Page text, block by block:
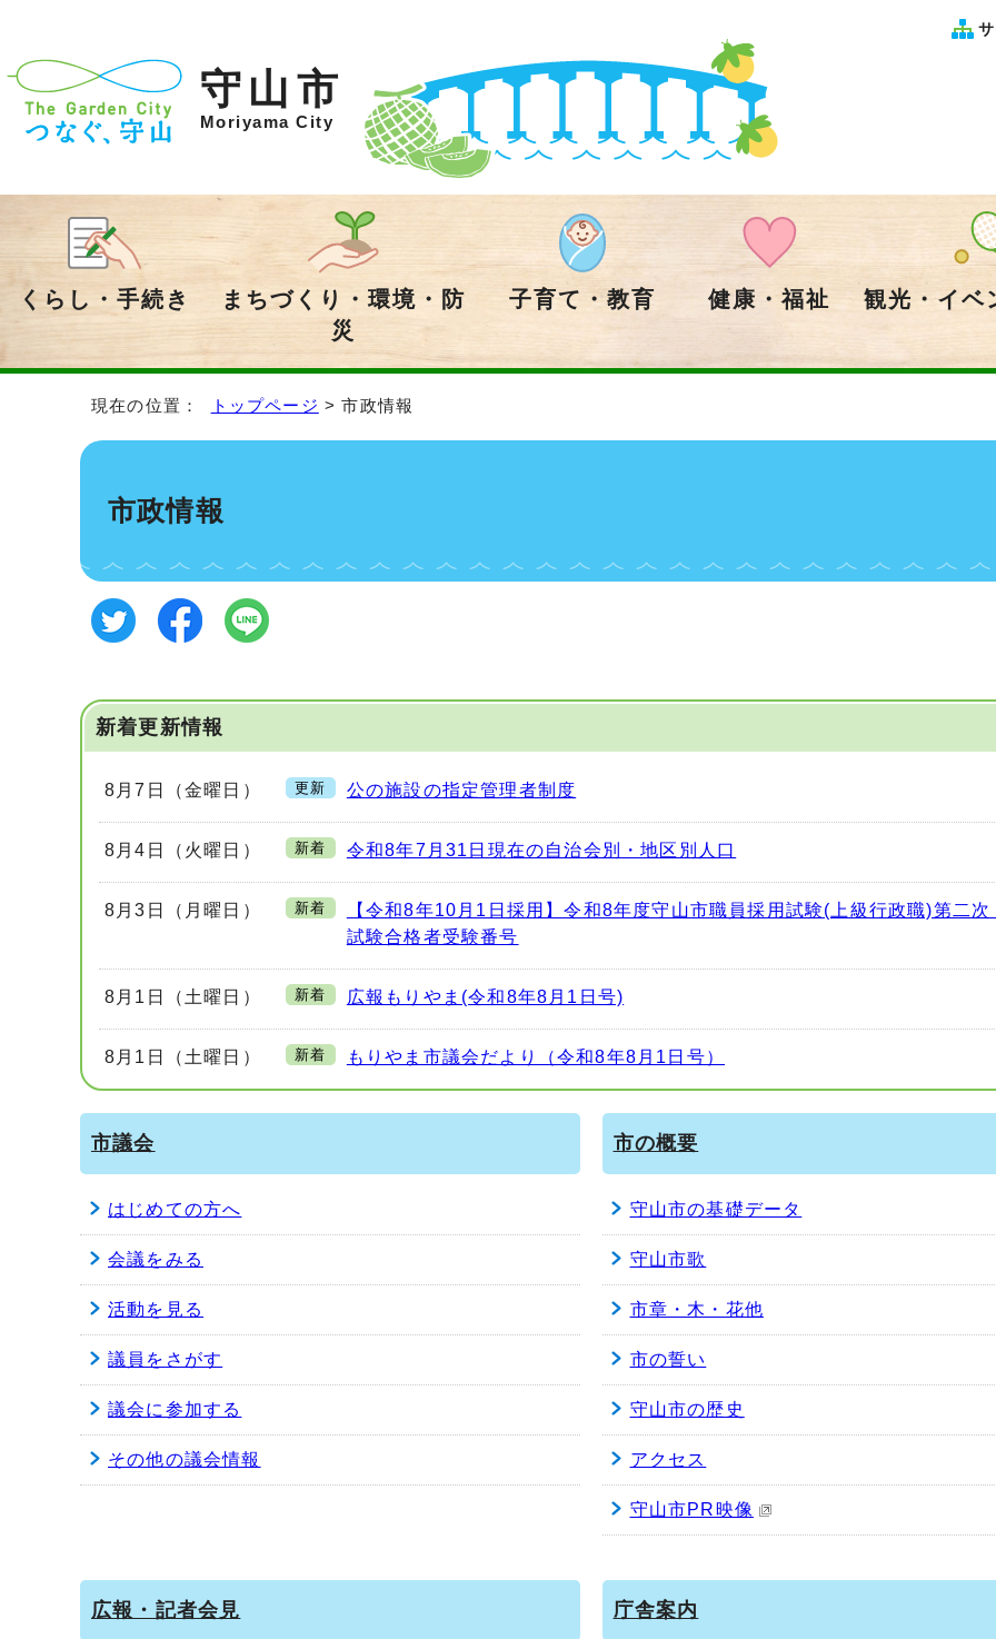
守山市
Moriyama City
くらし・手続き
まちづくり・環境・防
災
子育て・教育 健康・福祉 観光・イベ
現在の位置： トップページ > 市政情報
市政情報
新着更新情報
8月7日（金曜日） 更新 公の施設の指定管理者制度
8月4日（火曜日） 新着 令和8年7月31日現在の自治会別・地区別人口
8月3日（月曜日） 新着
【令和8年10月1日採用】令和8年度守山市職員採用試験(上級行政職)第二次
試験合格者受験番号
8月1日（土曜日） 新着 広報もりやま(令和8年8月1日号)
8月1日（土曜日） 新着 もりやま市議会だより（令和8年8月1日号）
市議会
はじめての方へ
会議をみる
活動を見る
議員をさがす
議会に参加する
その他の議会情報
市の概要
守山市の基礎データ
守山市歌
市章・木・花他
市の誓い
守山市の歴史
アクセス
守山市PR映像
広報・記者会見 庁舎案内